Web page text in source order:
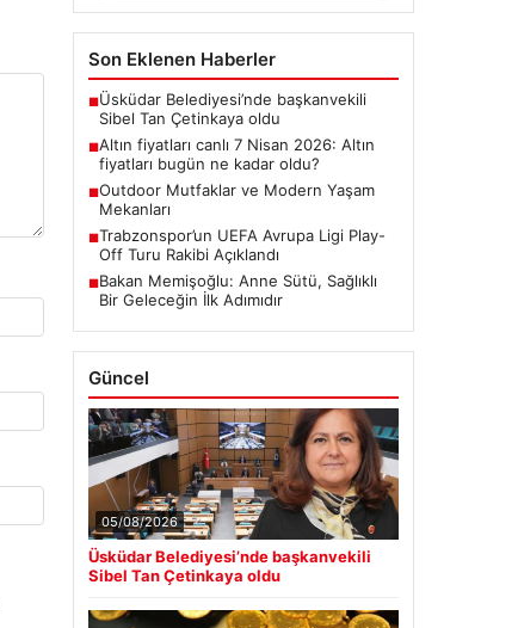
Son Eklenen Haberler
■Üsküdar Belediyesi’nde başkanvekili
Sibel Tan Çetinkaya oldu
■Altın fiyatları canlı 7 Nisan 2026: Altın
fiyatları bugün ne kadar oldu?
■Outdoor Mutfaklar ve Modern Yaşam
Mekanları
■Trabzonspor’un UEFA Avrupa Ligi Play-
Off Turu Rakibi Açıklandı
■Bakan Memişoğlu: Anne Sütü, Sağlıklı
Bir Geleceğin İlk Adımıdır
Güncel
05/08/2026
Üsküdar Belediyesi’nde başkanvekili
Sibel Tan Çetinkaya oldu